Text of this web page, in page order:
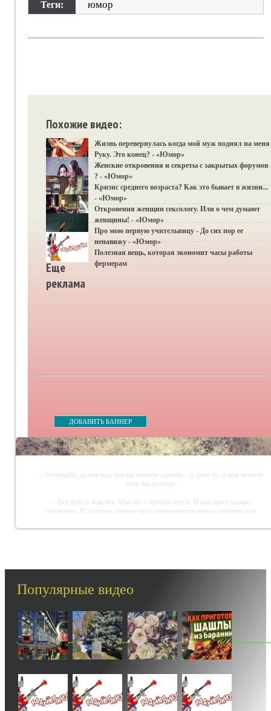
Теги: юмор
Похожие видео:
Жизнь перевернулась когда мой муж поднял на меня
Руку. Это конец? - «Юмор»
Женские откровения и секреты с закрытых форумов
? - «Юмор»
Кризис среднего возраста? Как это бывает в жизни...
- «Юмор»
Откровения женщин сексологу. Или о чем думают
женщины! - «Юмор»
Про мою первую учительницу - До сих пор ее
ненавижу - «Юмор»
Полезная вещь, которая экономит часы работы
фермерам
Еще
реклама
ДОБАВИТЬ БАННЕР
-- Начинайте делать все, что вы можете сделать – и даже то, о чем можете
хотя бы мечтать.
-- Все дело в мыслях. Мысль — начало всего. И мыслями можно
управлять. И поэтому главное дело совершенствования: работать над
-- Лучшее, что можно сделать с хорошим советом, это пропустить его мимо
-- Люблю давать советы и очень не люблю, когда их дают мне.
Популярные видео